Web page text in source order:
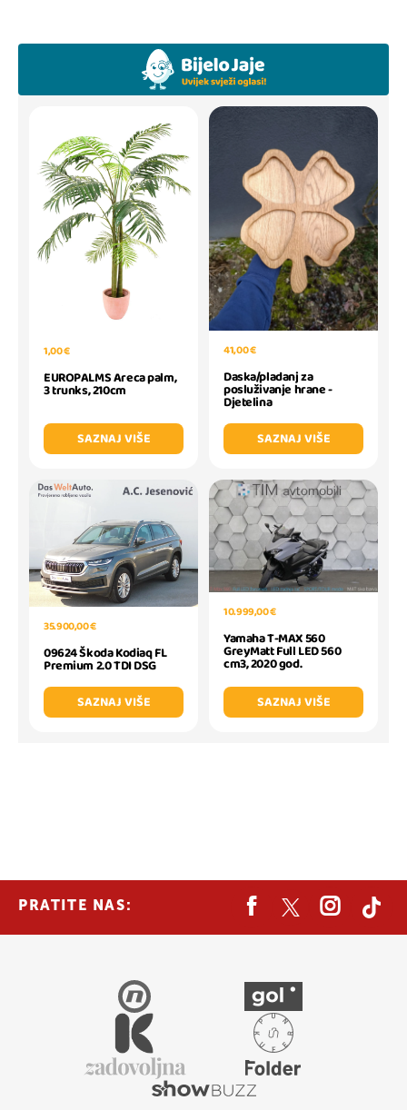
1,00 €
EUROPALMS Areca palm,
3 trunks, 210cm
SAZNAJ VIŠE
41,00 €
Daska/pladanj za
posluživanje hrane -
Djetelina
SAZNAJ VIŠE
35.900,00 €
09624 Škoda Kodiaq FL
Premium 2.0 TDI DSG
SAZNAJ VIŠE
10.999,00 €
Yamaha T-MAX 560
GreyMatt Full LED 560
cm3, 2020 god.
SAZNAJ VIŠE
PRATITE NAS: